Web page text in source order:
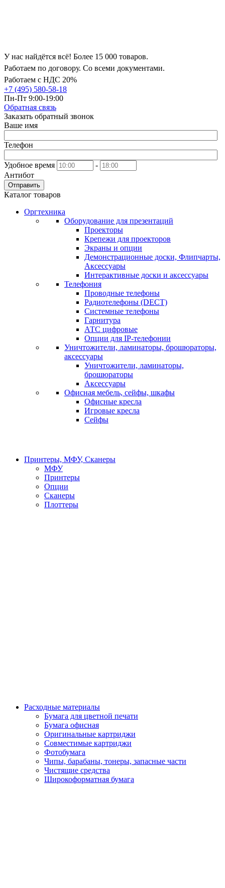
У нас найдётся всё! Более 15 000 товаров.
Работаем по договору. Со всеми документами.
Работаем с НДС 20%
+7 (495) 580-58-18
Пн-Пт 9:00-19:00
Обратная связь
Заказать обратный звонок
Ваше имя
Телефон
Удобное время
-
Антибот
Отправить
Каталог товаров
Оргтехника
Оборудование для презентаций
Проекторы
Крепежи для проекторов
Экраны и опции
Демонстрационные доски, Флипчарты,
Аксессуары
Интерактивные доски и аксессуары
Телефония
Проводные телефоны
Радиотелефоны (DECT)
Системные телефоны
Гарнитура
АТС цифровые
Опции для IP-телефонии
Уничтожители, ламинаторы, брошюраторы,
аксессуары
Уничтожители, ламинаторы,
брошюраторы
Аксессуары
Офисная мебель, сейфы, шкафы
Офисные кресла
Игровые кресла
Сейфы
Принтеры, МФУ, Сканеры
МФУ
Принтеры
Опции
Сканеры
Плоттеры
Расходные материалы
Бумага для цветной печати
Бумага офисная
Оригинальные картриджи
Совместимые картриджи
Фотобумага
Чипы, барабаны, тонеры, запасные части
Чистящие средства
Широкоформатная бумага